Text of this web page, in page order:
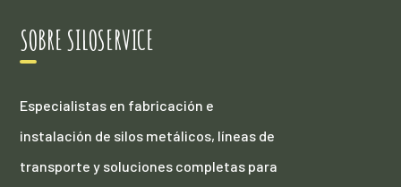
SOBRE SILOSERVICE
Especialistas en fabricación e
instalación de silos metálicos, líneas de
transporte y soluciones completas para